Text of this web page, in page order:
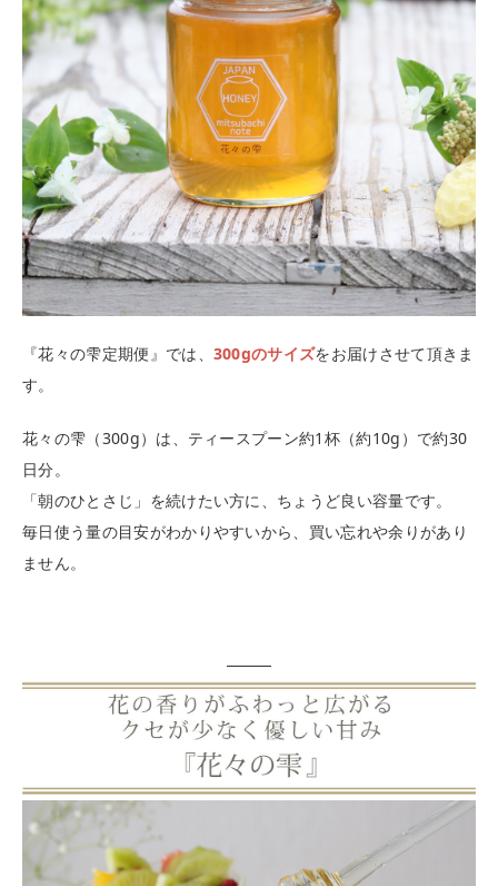
『花々の雫定期便』では、 300gのサイズをお届けさせて頂きま
す。
花々の雫（300g）は、ティースプーン約1杯（約10g）で約30
日分。
「朝のひとさじ」を続けたい方に、ちょうど良い容量です。
毎日使う量の目安がわかりやすいから、買い忘れや余りがあり
ません。